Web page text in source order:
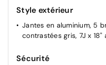
Sièges AV chauffants
Suppression totale
modèle
Toit ouvrant coulissant/
Style extérieur
Jantes en aluminium, 5
contrastées gris, 7J x 18"
Sécurité